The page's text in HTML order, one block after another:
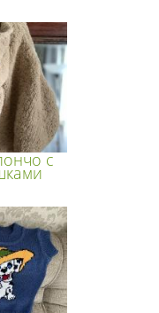
с